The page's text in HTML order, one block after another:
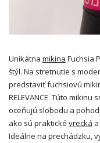
Unikátna mikina Fuchsia
štýl. Na stretnutie s
predstaviť fuchsiovú
RELEVANCE. Túto mikinu
oceňujú slobodu a
ako sú praktické vrecká
Ideálne na prechádzku,